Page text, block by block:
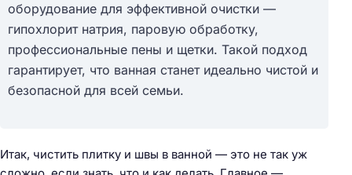
оборудование для эффективной очистки —
гипохлорит натрия, паровую обработку,
профессиональные пены и щетки. Такой подход
гарантирует, что ванная станет идеально чистой и
безопасной для всей семьи.
Итак, чистить плитку и швы в ванной — это не так уж